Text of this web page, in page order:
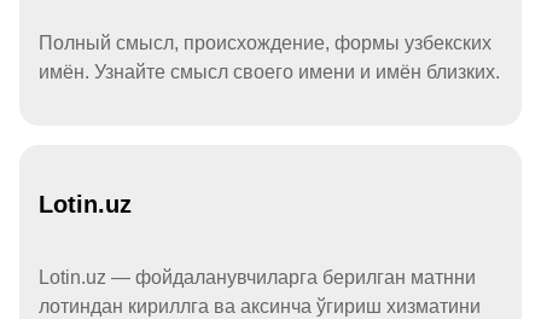
Полный смысл, происхождение, формы узбекских
имён. Узнайте смысл своего имени и имён близких.
Lotin.uz
Lotin.uz — фойдаланувчиларга берилган матнни
лотиндан кириллга ва аксинча ўгириш хизматини